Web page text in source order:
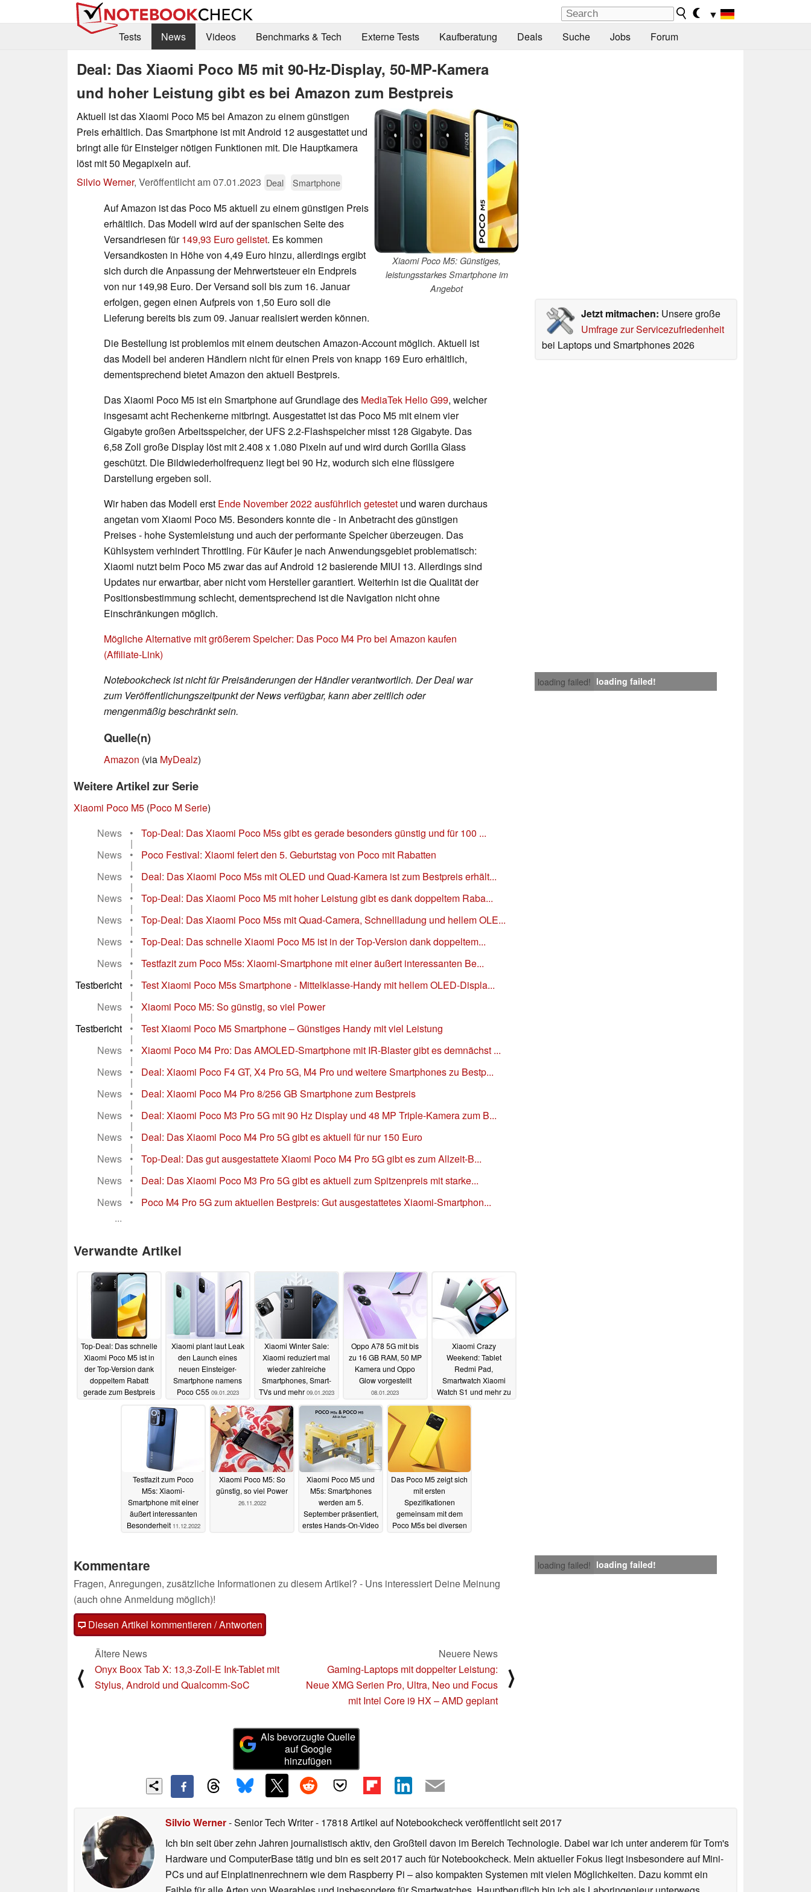
▼
Tests
News Videos Benchmarks & Tech Externe Tests Kaufberatung Deals Suche Jobs Forum
Deal: Das Xiaomi Poco M5 mit 90-Hz-Display, 50-MP-Kamera
und hoher Leistung gibt es bei Amazon zum Bestpreis
Xiaomi Poco M5: Günstiges,
leistungsstarkes Smartphone im
Angebot
Aktuell ist das Xiaomi Poco M5 bei Amazon zu einem günstigen
Preis erhältlich. Das Smartphone ist mit Android 12 ausgestattet und
bringt alle für Einsteiger nötigen Funktionen mit. Die Hauptkamera
löst mit 50 Megapixeln auf.
Silvio Werner, Veröffentlicht am07.01.2023 Deal Smartphone
Jetzt mitmachen: Unsere große
Umfrage zur Servicezufriedenheit
bei Laptops und Smartphones 2026
Auf Amazon ist das Poco M5 aktuell zu einem günstigen Preis
erhältlich. Das Modell wird auf der spanischen Seite des
Versandriesen für149,93 Euro gelistet. Es kommen
Versandkosten in Höhe von 4,49 Euro hinzu, allerdings ergibt
sich durch die Anpassung der Mehrwertsteuer ein Endpreis
von nur 149,98 Euro. Der Versand soll bis zum 16. Januar
erfolgen, gegen einen Aufpreis von 1,50 Euro soll die
Lieferung bereits bis zum 09. Januar realisiert werden können.
Die Bestellung ist problemlos mit einem deutschen Amazon-Account möglich. Aktuell ist
das Modell bei anderen Händlern nicht für einen Preis von knapp 169 Euro erhältlich,
dementsprechend bietet Amazon den aktuell Bestpreis.
Das Xiaomi Poco M5 ist ein Smartphone auf Grundlage des MediaTek Helio G99, welcher
insgesamt acht Rechenkerne mitbringt. Ausgestattet ist das Poco M5 mit einem vier
Gigabyte großen Arbeitsspeicher, der UFS 2.2-Flashspeicher misst 128 Gigabyte. Das
6,58 Zoll große Display löst mit 2.408 x 1.080 Pixeln auf und wird durch Gorilla Glass
geschützt. Die Bildwiederholfrequenz liegt bei 90 Hz, wodurch sich eine flüssigere
Darstellung ergeben soll.
Wir haben das Modell erst Ende November 2022 ausführlich getestet und waren durchaus
angetan vom Xiaomi Poco M5. Besonders konnte die - in Anbetracht des günstigen
Preises - hohe Systemleistung und auch der performante Speicher überzeugen. Das
Kühlsystem verhindert Throttling. Für Käufer je nach Anwendungsgebiet problematisch:
Xiaomi nutzt beim Poco M5 zwar das auf Android 12 basierende MIUI 13. Allerdings sind
Updates nur erwartbar, aber nicht vom Hersteller garantiert. Weiterhin ist die Qualität der
Positionsbestimmung schlecht, dementsprechend ist die Navigation nicht ohne
Einschränkungen möglich.
Mögliche Alternative mit größerem Speicher: Das Poco M4 Pro bei Amazon kaufen
(Affiliate-Link)
loading failed! loading failed!
Notebookcheck ist nicht für Preisänderungen der Händler verantwortlich. Der Deal war
zum Veröffentlichungszeitpunkt der News verfügbar, kann aber zeitlich oder
mengenmäßig beschränkt sein.
Quelle(n)
Amazon (via MyDealz)
Weitere Artikel zur Serie
Xiaomi Poco M5 (Poco M Serie)
News
• Top-Deal: Das Xiaomi Poco M5s gibt es gerade besonders günstig und für 100 ...
|
News
• Poco Festival: Xiaomi feiert den 5. Geburtstag von Poco mit Rabatten
|
News
• Deal: Das Xiaomi Poco M5s mit OLED und Quad-Kamera ist zum Bestpreis erhält...
|
News
• Top-Deal: Das Xiaomi Poco M5 mit hoher Leistung gibt es dank doppeltem Raba...
|
News
• Top-Deal: Das Xiaomi Poco M5s mit Quad-Camera, Schnellladung und hellem OLE...
|
News
• Top-Deal: Das schnelle Xiaomi Poco M5 ist in der Top-Version dank doppeltem...
|
News
• Testfazit zum Poco M5s: Xiaomi-Smartphone mit einer äußert interessanten Be...
|
Testbericht
• Test Xiaomi Poco M5s Smartphone - Mittelklasse-Handy mit hellem OLED-Displa...
|
News
• Xiaomi Poco M5: So günstig, so viel Power
|
Testbericht
• Test Xiaomi Poco M5 Smartphone – Günstiges Handy mit viel Leistung
|
News
• Xiaomi Poco M4 Pro: Das AMOLED-Smartphone mit IR-Blaster gibt es demnächst ...
|
News
• Deal: Xiaomi Poco F4 GT, X4 Pro 5G, M4 Pro und weitere Smartphones zu Bestp...
|
News
• Deal: Xiaomi Poco M4 Pro 8/256 GB Smartphone zum Bestpreis
|
News
• Deal: Xiaomi Poco M3 Pro 5G mit 90 Hz Display und 48 MP Triple-Kamera zum B...
|
News
• Deal: Das Xiaomi Poco M4 Pro 5G gibt es aktuell für nur 150 Euro
|
News
• Top-Deal: Das gut ausgestattete Xiaomi Poco M4 Pro 5G gibt es zum Allzeit-B...
|
News
• Deal: Das Xiaomi Poco M3 Pro 5G gibt es aktuell zum Spitzenpreis mit starke...
|
News
•
Poco M4 Pro 5G zum aktuellen Bestpreis: Gut ausgestattetes Xiaomi-Smartphon...
...
Verwandte Artikel
Top-Deal: Das schnelle
Xiaomi Poco M5 ist in
der Top-Version dank
doppeltem Rabatt
gerade zum Bestpreis
Xiaomi plant laut Leak
den Launch eines
neuen Einsteiger-
Smartphone namens
Poco C55 09.01.2023
Xiaomi Winter Sale:
Xiaomi reduziert mal
wieder zahlreiche
Smartphones, Smart-
TVs und mehr 09.01.2023
Oppo A78 5G mit bis
zu 16 GB RAM, 50 MP
Kamera und Oppo
Glow vorgestellt
08.01.2023
Xiaomi Crazy
Weekend: Tablet
Redmi Pad,
Smartwatch Xiaomi
Watch S1 und mehr zu
Angebot
Testfazit zum Poco
M5s: Xiaomi-
Smartphone mit einer
äußert interessanten
Besonderheit 11.12.2022
Xiaomi Poco M5: So
günstig, so viel Power
26.11.2022
Xiaomi Poco M5 und
M5s: Smartphones
werden am 5.
September präsentiert,
erstes Hands-On-Video
Das Poco M5 zeigt sich
mit ersten
Spezifikationen
gemeinsam mit dem
Poco M5s bei diversen
loading failed! loading failed!
Kommentare
Fragen, Anregungen, zusätzliche Informationen zu diesem Artikel? - Uns interessiert Deine Meinung
(auch ohne Anmeldung möglich)!
Diesen Artikel kommentieren / Antworten
⟨
Ältere News
Onyx Boox Tab X: 13,3-Zoll-E Ink-Tablet mit
Stylus, Android und Qualcomm-SoC
Neuere News
Gaming-Laptops mit doppelter Leistung:
Neue XMG Serien Pro, Ultra, Neo und Focus
mit Intel Core i9 HX – AMD geplant
⟩
Als bevorzugte Quelle
auf Google
hinzufügen
Silvio Werner- Senior Tech Writer- 17818 Artikel auf Notebookcheck veröffentlichtseit 2017
Ich bin seit über zehn Jahren journalistisch aktiv, den Großteil davon im Bereich Technologie. Dabei war ich unter anderem für Tom's
Hardware und ComputerBase tätig und bin es seit 2017 auch für Notebookcheck. Mein aktueller Fokus liegt insbesondere auf Mini-
PCs und auf Einplatinenrechnern wie dem Raspberry Pi – also kompakten Systemen mit vielen Möglichkeiten. Dazu kommt ein